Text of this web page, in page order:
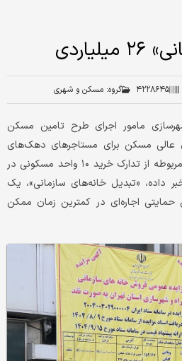
۴۲۲۸۶۴۵ گروه: مسکن و شهری
مامور اجرای طرح تامین مسکن
عالی مسکن برای مستاجرهای دهک‌های
پایین جامعه شده و اخیراً وزیر مربوطه از تدارک خرید ۱۰ واحد مسکونی در
داده، «تبدیل خانه‌های سازمانی»، یک
اجاره‌ای در کمترین زمان ممکن